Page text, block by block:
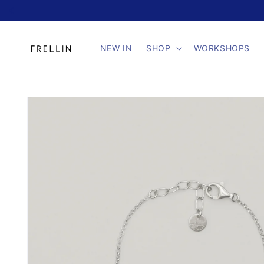
Inhalt
NEW IN SHOP WORKSHOPS